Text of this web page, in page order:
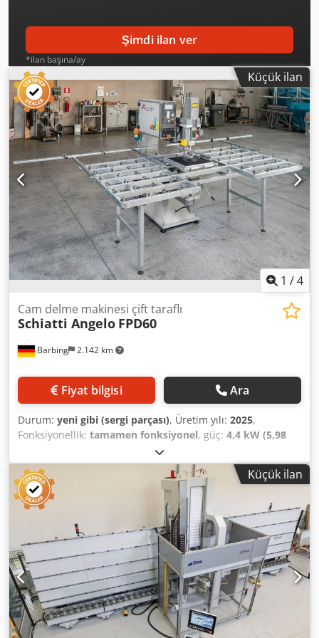
Şimdi ilan ver
*ilan başına/ay
Küçük ilan
1 /4
Barbing 2.142 km
Cam delme makinesi çift taraflı
Schiatti Angelo FPD60
Fiyat bilgisi Ara
Durum: yeni gibi (sergi parçası), Üretim yılı: 2025,
Fonksiyonellik: tamamen fonksiyonel, güç: 4,4 kW (5,98
, Schiatti Angelo FPD60 çift taraflı delme makinesi
Maksimum. delme derinliği: 1.100 / 1.300 / 1.600 mm Cam
kalınlığı: 2-28 mm Dcsdpfewd Ertjx Af Hok Maksimum. çap
3-100 (otomatik) 3-200 mm (manuel) Hız: 200 - 4500 rpm
frekans kontrollü Güç gereksinimi: 4,4 KW
Küçük ilan